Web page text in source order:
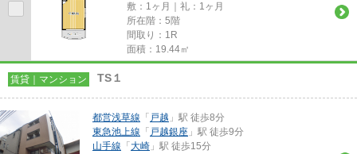
敷：1ヶ月｜礼：1ヶ月
所在階：5階
間取り：1R
面積：19.44㎡
賃貸｜マンション TS１
都営浅草線 「 戸越 」駅 徒歩8分
東急池上線 「 戸越銀座 」駅 徒歩9分
山手線 「 大崎 」駅 徒歩15分